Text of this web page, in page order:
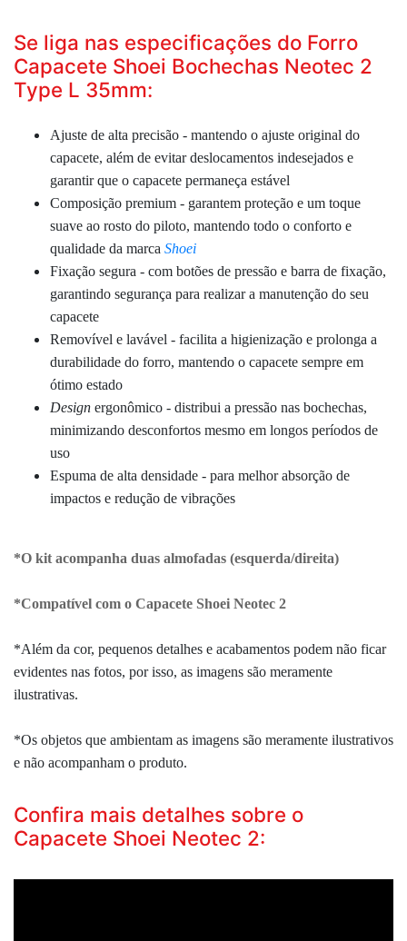
Se liga nas especificações do Forro
Capacete Shoei Bochechas Neotec 2
Type L 35mm:
Ajuste de alta precisão - mantendo o ajuste original do
capacete, além de evitar deslocamentos indesejados e
garantir que o capacete permaneça estável
Composição premium - garantem proteção e um toque
suave ao rosto do piloto, mantendo todo o conforto e
qualidade da marca Shoei
Fixação segura - com botões de pressão e barra de fixação,
garantindo segurança para realizar a manutenção do seu
capacete
Removível e lavável - facilita a higienização e prolonga a
durabilidade do forro, mantendo o capacete sempre em
ótimo estado
Design ergonômico - distribui a pressão nas bochechas,
minimizando desconfortos mesmo em longos períodos de
uso
Espuma de alta densidade - para melhor absorção de
impactos e redução de vibrações
*O kit acompanha duas almofadas (esquerda/direita)
*Compatível com o Capacete Shoei Neotec 2
*Além da cor, pequenos detalhes e acabamentos podem não ficar
evidentes nas fotos, por isso, as imagens são meramente
ilustrativas.
*Os objetos que ambientam as imagens são meramente ilustrativos
e não acompanham o produto.
Confira mais detalhes sobre o
Capacete Shoei Neotec 2: